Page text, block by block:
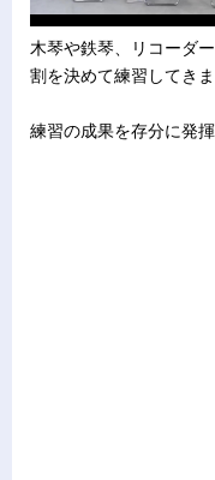
木琴や鉄琴、リコーダ
割を決めて練習してきま
練習の成果を存分に発